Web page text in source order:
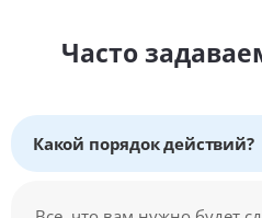
Часто
Какой порядок действий?